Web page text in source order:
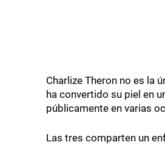
Charlize Theron no es la
ha convertido su piel en
públicamente en varias
Las tres comparten un